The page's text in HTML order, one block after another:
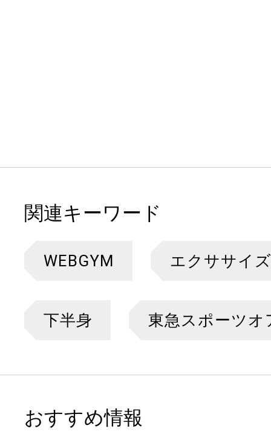
関連キーワード
WEBGYM エクササイズ
下半身 東急スポーツオ
おすすめ情報